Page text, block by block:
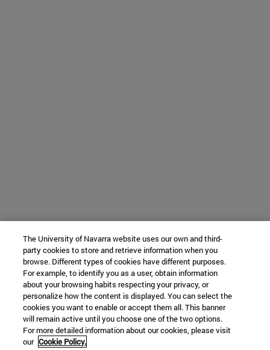
The University of Navarra website uses our own and third-
party cookies to store and retrieve information when you
browse. Different types of cookies have different purposes.
For example, to identify you as a user, obtain information
about your browsing habits respecting your privacy, or
personalize how the content is displayed. You can select the
cookies you want to enable or accept them all. This banner
will remain active until you choose one of the two options.
For more detailed information about our cookies, please visit
our Cookie Policy.